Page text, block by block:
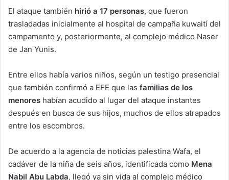
El ataque también hirió a 17 personas, que fueron
trasladadas inicialmente al hospital de campaña kuwaití del
campamento y, posteriormente, al complejo médico Naser
de Jan Yunis.
Entre ellos había varios niños, según un testigo presencial
que también confirmó a EFE que las familias de los
menores habían acudido al lugar del ataque instantes
después en busca de sus hijos, muchos de ellos atrapados
entre los escombros.
De acuerdo a la agencia de noticias palestina Wafa, el
cadáver de la niña de seis años, identificada como Mena
Nabil Abu Labda, llegó ya sin vida al complejo médico